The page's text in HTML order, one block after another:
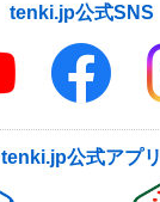
tenki.jp公式SNS
tenki.jp公式アプリ